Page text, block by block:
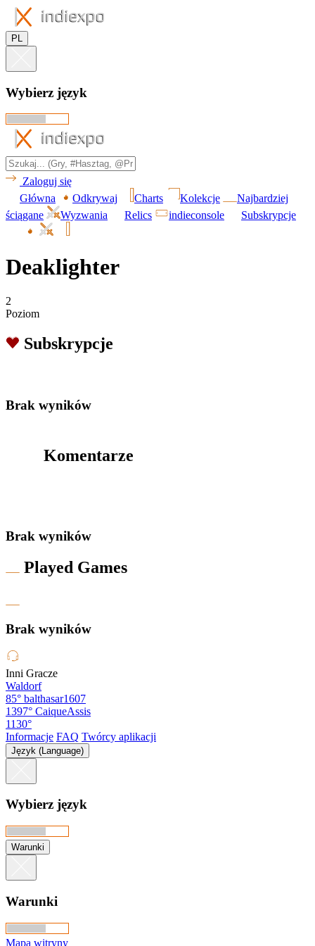
PL
Wybierz język
Zaloguj się
Główna
Odkrywaj Charts Kolekcje
Najbardziej
ściągane
Wyzwania Relics indieconsole Subskrypcje
Deaklighter
2
Poziom
Subskrypcje
Brak wyników
Komentarze
Brak wyników
Played Games
Brak wyników
Inni Gracze
Waldorf
85° balthasar1607
1397° CaiqueAssis
1130°
Informacje FAQ Twórcy aplikacji
Język (Language)
Wybierz język
Warunki
Warunki
Mapa witryny